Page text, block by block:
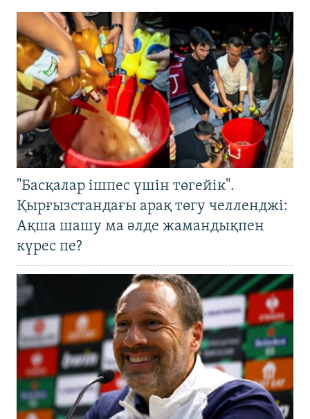
"Басқалар ішпес үшін төгейік".
Қырғызстандағы арақ төгу челленджі:
Ақша шашу ма әлде жамандықпен
күрес пе?